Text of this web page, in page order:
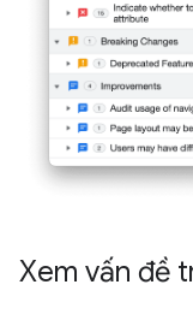
Xem vấn đề